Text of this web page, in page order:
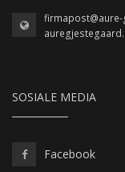
SOSIALE MEDIA
Facebook